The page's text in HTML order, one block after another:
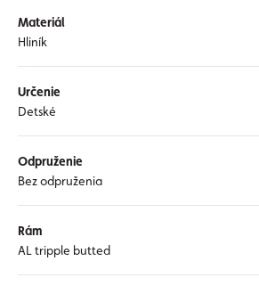
Materiál
Hliník
Určenie
Detské
Odpruženie
Bez odpruženia
Rám
AL tripple butted